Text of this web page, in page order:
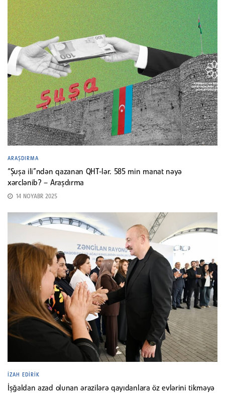
ARAŞDIRMA
“Şuşa ili”ndən qazanan QHT-lər. 585 min manat nəyə
xərclənib? – Araşdırma
14 NOYABR 2025
İZAH EDIRIK
İşğaldan azad olunan ərazilərə qayıdanlara öz evlərini tikməyə